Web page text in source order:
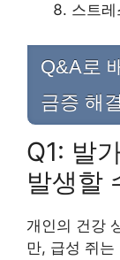
스트
Q&A로
금증 해결
Q1: 발
발생할
개인의 건강
만, 급성 쥐는